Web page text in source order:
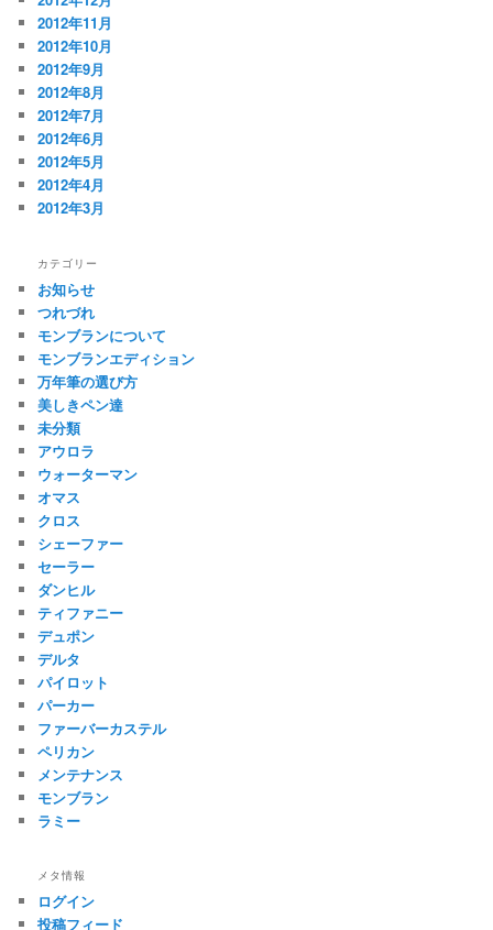
2012年11月
2012年10月
2012年9月
2012年8月
2012年7月
2012年6月
2012年5月
2012年4月
2012年3月
カテゴリー
お知らせ
つれづれ
モンブランについて
モンブランエディション
万年筆の選び方
美しきペン達
未分類
アウロラ
ウォーターマン
オマス
クロス
シェーファー
セーラー
ダンヒル
ティファニー
デュポン
デルタ
パイロット
パーカー
ファーバーカステル
ペリカン
メンテナンス
モンブラン
ラミー
メタ情報
ログイン
投稿フィード